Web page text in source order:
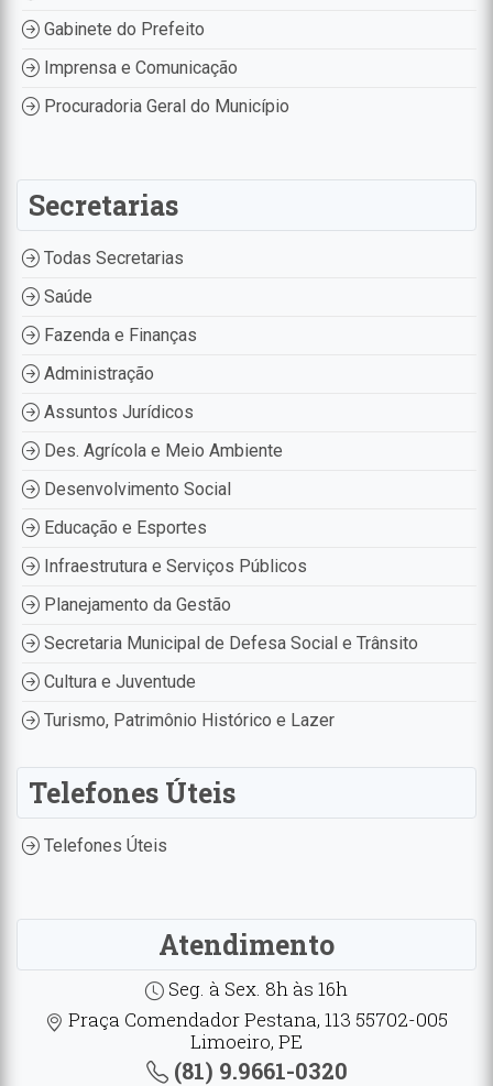
Gabinete do Prefeito
Imprensa e Comunicação
Procuradoria Geral do Município
Secretarias
Todas Secretarias
Saúde
Fazenda e Finanças
Administração
Assuntos Jurídicos
Des. Agrícola e Meio Ambiente
Desenvolvimento Social
Educação e Esportes
Infraestrutura e Serviços Públicos
Planejamento da Gestão
Secretaria Municipal de Defesa Social e Trânsito
Cultura e Juventude
Turismo, Patrimônio Histórico e Lazer
Telefones Úteis
Telefones Úteis
Atendimento
Seg. à Sex. 8h às 16h
Praça Comendador Pestana, 113 55702-005
Limoeiro, PE
(81) 9.9661-0320